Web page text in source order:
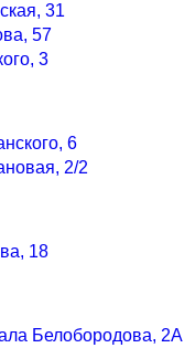
31
57
3
6
2/2
18
Белобородова, 2А